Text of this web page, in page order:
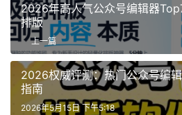
2026年高人气公众号编辑器
排版
上一篇
2026权威评测：热门公众号编
指南
2026年5月15日 下午5:18